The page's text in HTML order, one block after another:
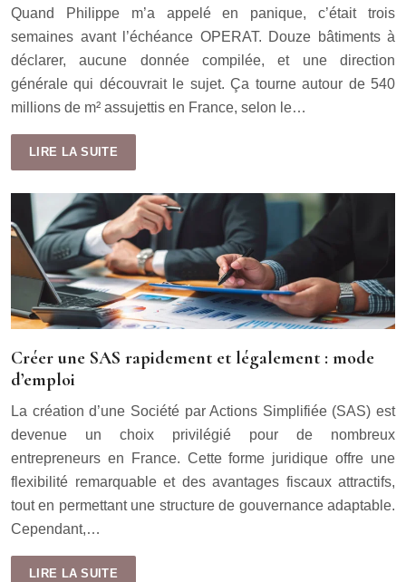
Quand Philippe m’a appelé en panique, c’était trois
semaines avant l’échéance OPERAT. Douze bâtiments à
déclarer, aucune donnée compilée, et une direction
générale qui découvrait le sujet. Ça tourne autour de 540
millions de m² assujettis en France, selon le…
LIRE LA SUITE
Créer une SAS rapidement et légalement : mode
d’emploi
La création d’une Société par Actions Simplifiée (SAS) est
devenue un choix privilégié pour de nombreux
entrepreneurs en France. Cette forme juridique offre une
flexibilité remarquable et des avantages fiscaux attractifs,
tout en permettant une structure de gouvernance adaptable.
Cependant,…
LIRE LA SUITE